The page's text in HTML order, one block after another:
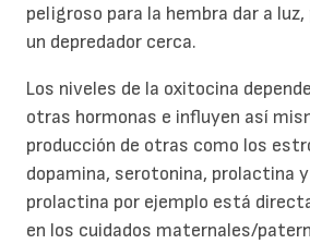
peligroso para la hembra dar a
un depredador cerca.
Los niveles de la oxitocina
otras hormonas e influyen así
producción de otras como los
dopamina, serotonina, prolactina
prolactina por ejemplo está
en los cuidados maternales/